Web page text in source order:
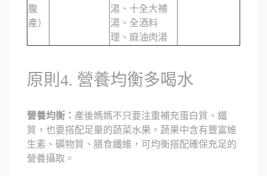
腹
產）
湯、十全大補
湯、全酒料
理、麻油肉湯
原則4. 營養均衡多喝水
營養均衡： 產後媽媽不只要注重補充蛋白質、鐵
質，也要搭配足量的蔬菜水果。蔬果中含有豐富維
生素、礦物質、膳食纖維，可均衡搭配確保充足的
營養攝取。